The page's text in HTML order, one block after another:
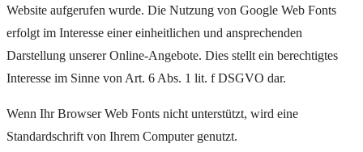
Website aufgerufen wurde. Die Nutzung von Google Web Fonts
erfolgt im Interesse einer einheitlichen und ansprechenden
Darstellung unserer Online-Angebote. Dies stellt ein berechtigtes
Interesse im Sinne von Art. 6 Abs. 1 lit. f DSGVO dar.
Wenn Ihr Browser Web Fonts nicht unterstützt, wird eine
Standardschrift von Ihrem Computer genutzt.